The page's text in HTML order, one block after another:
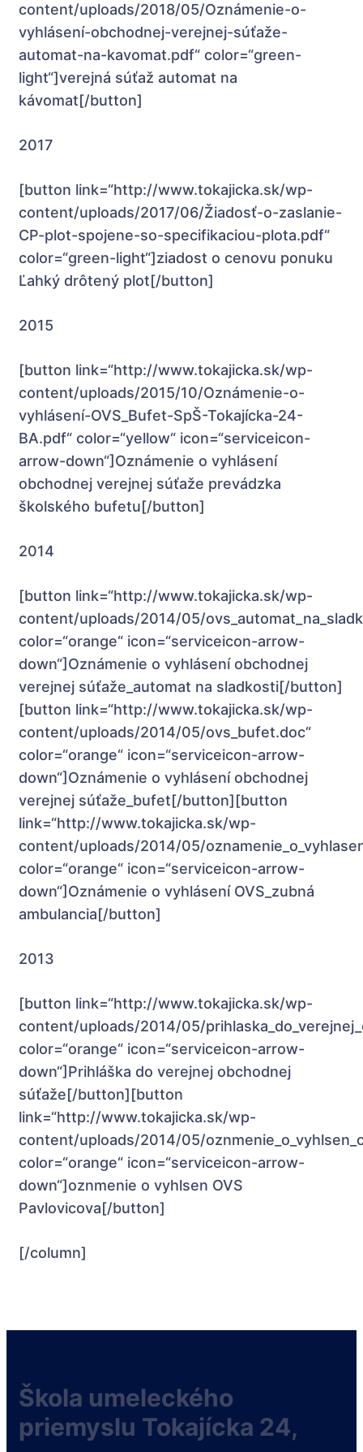
content/uploads/2018/05/Oznámenie-o-
vyhlásení-obchodnej-verejnej-súťaže-
automat-na-kavomat.pdf“ color=“green-
light“]verejná súťaž automat na
kávomat[/button]
2017
[button link=“http://www.tokajicka.sk/wp-
content/uploads/2017/06/Žiadosť-o-zaslanie-
CP-plot-spojene-so-specifikaciou-plota.pdf“
color=“green-light“]ziadost o cenovu ponuku
Ľahký drôtený plot[/button]
2015
[button link=“http://www.tokajicka.sk/wp-
content/uploads/2015/10/Oznámenie-o-
vyhlásení-OVS_Bufet-SpŠ-Tokajícka-24-
BA.pdf“ color=“yellow“ icon=“serviceicon-
arrow-down“]Oznámenie o vyhlásení
obchodnej verejnej súťaže prevádzka
školského bufetu[/button]
2014
[button link=“http://www.tokajicka.sk/wp-
content/uploads/2014/05/
color=“orange“ icon=“serviceicon-arrow-
down“]Oznámenie o vyhlásení obchodnej
verejnej súťaže_automat na sladkosti[/button]
[button link=“http://www.tokajicka.sk/wp-
content/uploads/2014/05/ovs_bufet.doc“
color=“orange“ icon=“serviceicon-arrow-
down“]Oznámenie o vyhlásení obchodnej
verejnej súťaže_bufet[/button][button
link=“http://www.tokajicka.sk/wp-
content/uploads/2014/05/
color=“orange“ icon=“serviceicon-arrow-
down“]Oznámenie o vyhlásení OVS_zubná
ambulancia[/button]
2013
[button link=“http://www.tokajicka.sk/wp-
content/uploads/2014/05/
color=“orange“ icon=“serviceicon-arrow-
down“]Prihláška do verejnej obchodnej
súťaže[/button][button
link=“http://www.tokajicka.sk/wp-
content/uploads/2014/05/
color=“orange“ icon=“serviceicon-arrow-
down“]oznmenie o vyhlsen OVS
Pavlovicova[/button]
[/column]
Škola umeleckého
priemyslu Tokajícka 24,